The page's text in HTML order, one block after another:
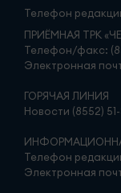
Телефон
ПРИЁМНАЯ ТРК
Телефон/факс:
Электронная
ГОРЯЧАЯ ЛИНИЯ
Новости (8552) 51-
Телефон
Электронная